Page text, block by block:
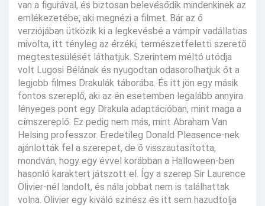
van a figurával, és biztosan belevésődik mindenkinek az
emlékezetébe, aki megnézi a filmet. Bár az ő
verziójában ütközik ki a legkevésbé a vámpír vadállatias
mivolta, itt tényleg az érzéki, természetfeletti szerető
megtestesülését láthatjuk. Szerintem méltó utódja
volt Lugosi Bélának és nyugodtan odasorolhatjuk őt a
legjobb filmes Drakulák táborába. És itt jön egy másik
fontos szereplő, aki az én esetemben legalább annyira
lényeges pont egy Drakula adaptációban, mint maga a
címszereplő. Ez pedig nem más, mint Abraham Van
Helsing professzor. Eredetileg Donald Pleasence-nek
ajánlották fel a szerepet, de ő visszautasította,
mondván, hogy egy évvel korábban a Halloween-ben
hasonló karaktert játszott el. Így a szerep Sir Laurence
Olivier-nél landolt, és nála jobbat nem is találhattak
volna. Olivier egy kiváló színész és itt sem hazudtolja